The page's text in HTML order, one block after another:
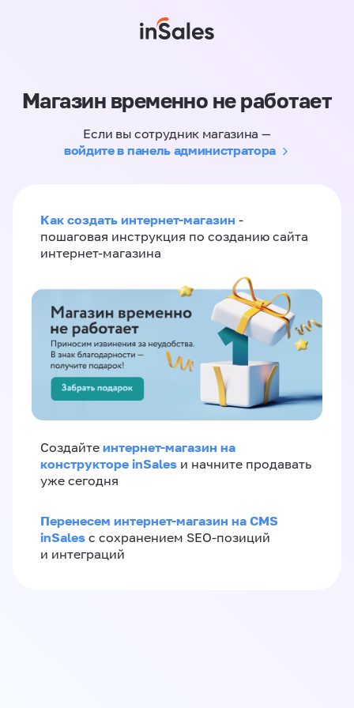
Магазин временно не работает
Если вы сотрудник магазина —
войдите в панель администратора
Как создать интернет-магазин -
пошаговая инструкция по созданию сайта
интернет-магазина
Создайте интернет-магазин на
конструкторе inSales и начните продавать
уже сегодня
Перенесем интернет-магазин на CMS
inSales с сохранением SEO-позиций
и интеграций